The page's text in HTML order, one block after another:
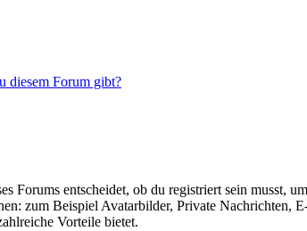
diesem Forum gibt?
entscheidet, ob du registriert sein musst,
zum Beispiel Avatarbilder, Private Nachrichten,
Vorteile bietet.